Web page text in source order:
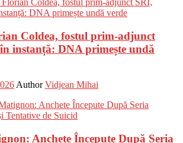
Coldea, fostul prim-adjunct
instanță: DNA primește undă
Author Vidjean Mihai
Anchete Începute După Seria